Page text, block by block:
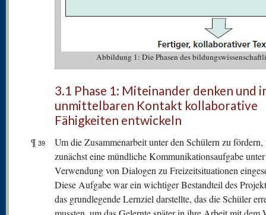
Abbildung 1: Die Phasen des
3.1 Phase 1: Miteinander denken und
unmittelbaren Kontakt kollaborative
Fähigkeiten entwickeln
¶ 39
Um die Zusammenarbeit unter den Schülern zu
zunächst eine mündliche Kommunikationsaufgabe unter
Verwendung von Dialogen zu Freizeitsituationen
Diese Aufgabe war ein wichtiger Bestandteil des
das grundlegende Lernziel darstellte, das die Schüler